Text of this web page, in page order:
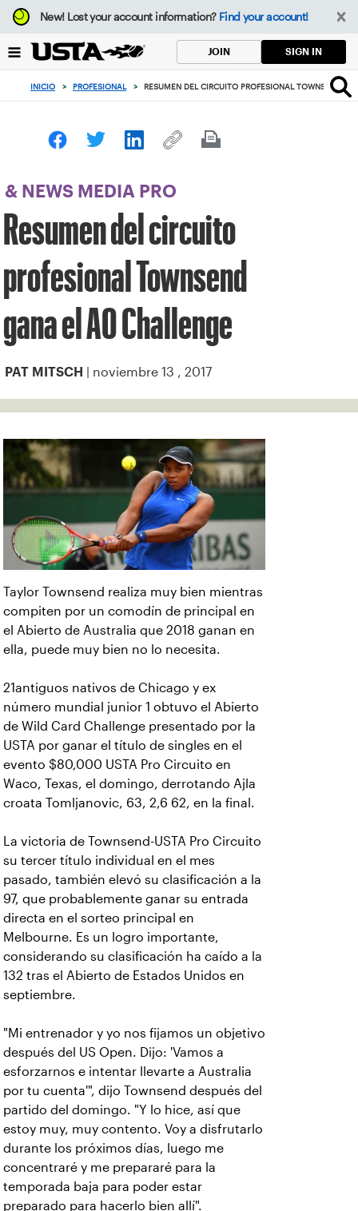
Enfoque
desde
botón
volver
principio
New!Lost your account information? Find your account!
JOIN SIGN IN
INICIO > PROFESIONAL > RESUMEN DEL CIRCUITO PROFESIONAL TOWNSEND
& NEWS MEDIA PRO
Resumen del circuito
profesional Townsend
gana el AO Challenge
PAT MITSCH | noviembre 13 , 2017
Taylor Townsend realiza muy bien mientras
compiten por un comodín de principal en
el Abierto de Australia que 2018 ganan en
ella, puede muy bien no lo necesita.
21antiguos nativos de Chicago y ex
número mundial junior 1 obtuvo el Abierto
de Wild Card Challenge presentado por la
USTA por ganar el título de singles en el
evento $80,000 USTA Pro Circuito en
Waco, Texas, el domingo, derrotando Ajla
croata Tomljanovic, 63, 2,6 62, en la final.
La victoria de Townsend-USTA Pro Circuito
su tercer título individual en el mes
pasado, también elevó su clasificación a la
97, que probablemente ganar su entrada
directa en el sorteo principal en
Melbourne. Es un logro importante,
considerando su clasificación ha caído a la
132 tras el Abierto de Estados Unidos en
septiembre.
"Mi entrenador y yo nos fijamos un objetivo
después del US Open. Dijo: 'Vamos a
esforzarnos e intentar llevarte a Australia
por tu cuenta'", dijo Townsend después del
partido del domingo. "Y lo hice, así que
estoy muy, muy contento. Voy a disfrutarlo
durante los próximos días, luego me
concentraré y me prepararé para la
temporada baja para poder estar
preparado para hacerlo bien allí".